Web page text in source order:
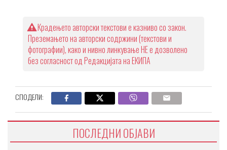
Крадењето авторски текстови е казниво со закон.
Преземањето на авторски содржини (текстови и
фотографии), како и нивно линкување НЕ е дозволено
без согласност од Редакцијата на ЕКИПА
СПОДЕЛИ:
ПОСЛЕДНИ ОБЈАВИ